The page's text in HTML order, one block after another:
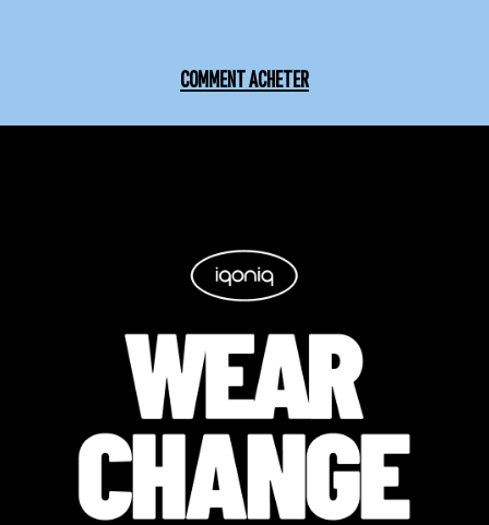
COMMENT ACHETER